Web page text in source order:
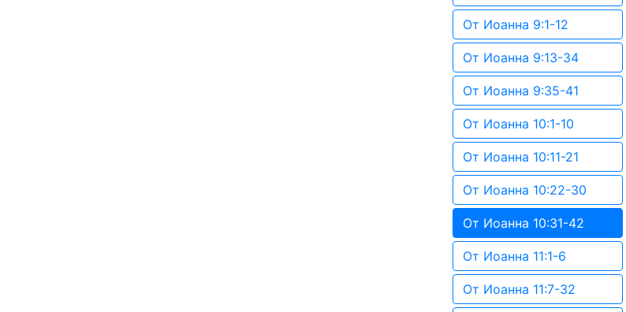
От Иоанна 9:1-12
От Иоанна 9:13-34
От Иоанна 9:35-41
От Иоанна 10:1-10
От Иоанна 10:11-21
От Иоанна 10:22-30
От Иоанна 10:31-42
От Иоанна 11:1-6
От Иоанна 11:7-32